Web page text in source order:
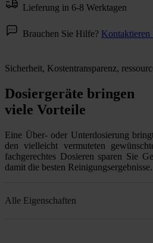
Lieferung in 6-8 Werktagen
Brauchen Sie Hilfe? Kontaktieren
Sicherheit, Kostentransparenz,
Dosiergeräte bringen
viele Vorteile
Eine Über- oder Unterdosierung
den vielleicht vermuteten
fachgerechtes Dosieren sparen Sie
damit die besten Reinigungsergebnisse.
Alle Eigenschaften